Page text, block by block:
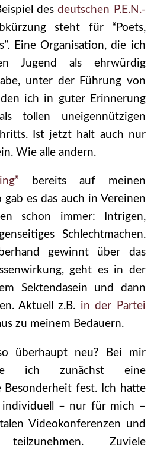
desdeutschen P.E.N.-
steht für “Poets,
Eine Organisation, die ich
Jugend als ehrwürdig
unter der Führung von
ich in guter Erinnerung
tollen uneigennützigen
Ist jetzt halt auch nur
Wie alle andern.
bereits auf meinen
gab es das auch in Vereinen
schon immer: Intrigen,
Schlechtmachen.
gewinnt über das
geht es in der
Sektendasein und dann
Aktuell z.B. in der Partei
zu meinem Bedauern.
überhaupt neu? Bei mir
ich zunächst eine
Besonderheit fest. Ich hatte
individuell – nur für mich –
Videokonferenzen und
teilzunehmen. Zuviele